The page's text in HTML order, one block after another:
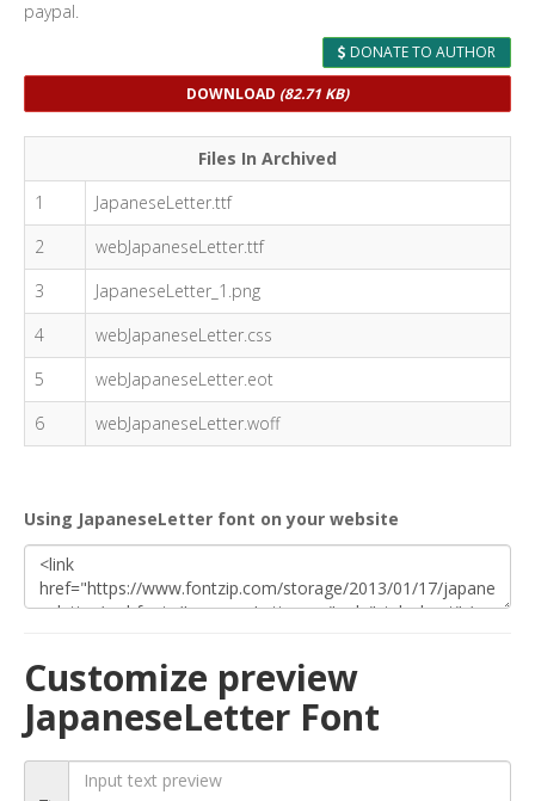
paypal.
DONATE TO AUTHOR
DOWNLOAD (82.71 KB)
Files In Archived
1
JapaneseLetter.ttf
2
webJapaneseLetter.ttf
3
JapaneseLetter_1.png
4
webJapaneseLetter.css
5
webJapaneseLetter.eot
6
webJapaneseLetter.woff
Using JapaneseLetter font on your website
Customize preview
JapaneseLetter Font